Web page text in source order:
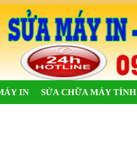
IN SỬA CHỮA MÁY TÍNH